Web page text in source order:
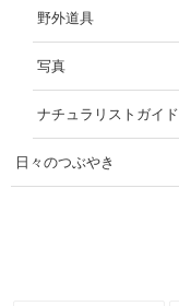
野外道具
写真
ナチュラリストガイド
日々のつぶやき